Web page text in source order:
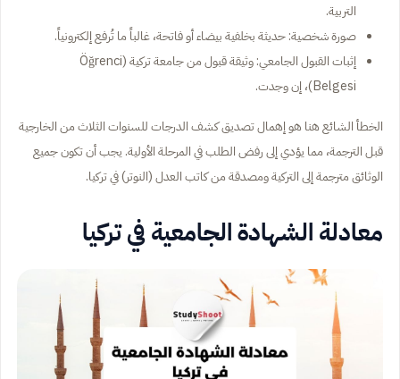
التربية.
صورة شخصية: حديثة بخلفية بيضاء أو فاتحة، غالباً ما تُرفع إلكترونياً.
إثبات القبول الجامعي: وثيقة قبول من جامعة تركية (Öğrenci
Belgesi)، إن وجدت.
الخطأ الشائع هنا هو إهمال تصديق كشف الدرجات للسنوات الثلاث من الخارجية
قبل الترجمة، مما يؤدي إلى رفض الطلب في المرحلة الأولية. يجب أن تكون جميع
الوثائق مترجمة إلى التركية ومصدقة من كاتب العدل (النوتر) في تركيا.
معادلة الشهادة الجامعية في تركيا